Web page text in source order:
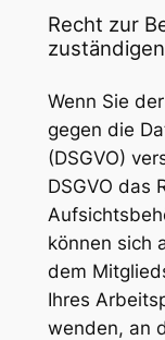
Recht zur
Wenn Sie
gegen die
(DSGVO)
DSGVO das
können sich
dem
Ihres
wenden, an